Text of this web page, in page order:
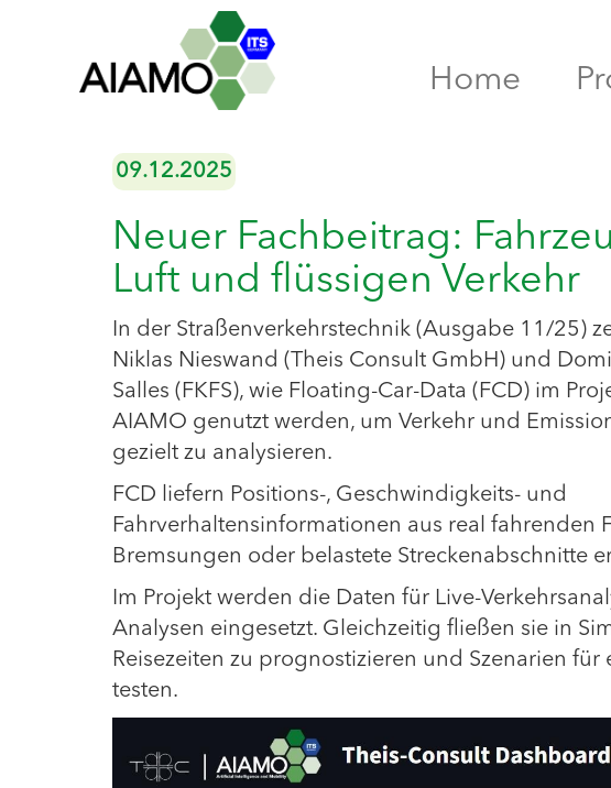
Home
09.12.2025
Neuer Fachbeitrag:
Luft und flüssigen Verkehr
In der Straßenverkehrstechnik (Ausgabe 11/25)
Niklas Nieswand (Theis Consult GmbH) und
Salles (FKFS), wie Floating-Car-Data (FCD) im
AIAMO genutzt werden, um Verkehr und
gezielt zu analysieren.
FCD liefern Positions-, Geschwindigkeits- und
Fahrverhaltensinformationen aus real fahrenden
Bremsungen oder belastete Streckenabschnitte
Im Projekt werden die Daten für Live-
Analysen eingesetzt. Gleichzeitig fließen sie in
Reisezeiten zu prognostizieren und Szenarien
testen.